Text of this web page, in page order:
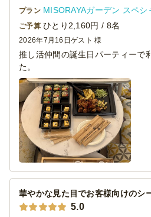
たため
1500円前後/1名で探していたとこ
1280円/1名で配送料無料、箸、皿
的なものがついてきて
見栄え、量、味も良く、小分けさ
すいです。
費用対効果で言えばとても良い選
社内の評判も良かったです。
日本酒とのバランスで言うと、フ
そこは余った予算で「いちごと生
しました。
プラン MISORAYAガーデン スペシ
ご予算 ひとり2,160円 / 8名
2026年7月16日 ゲスト 様
推し活仲間の誕生日パーティーで
た。
イベント前の人数変更にもすぐに
し、当日の配達時間も正確で、配
まで運んでいただけてとても助か
お料理は見た目もオシャレで、殆
ので取り分けるのも楽でした。少
を食べられて良かったです。何よ
大満足でした。
華やかな見た目でお客様向けのシ
5.0